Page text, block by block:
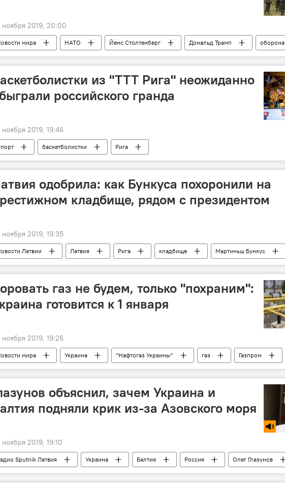
ноября 2019, 20:00
мира НАТО Йенс Столтенберг Дональд Трамп оборона
из "ТТТ Рига" неожиданно
российского гранда
2019, 19:46
баскетболистки Рига
одобрила: как Бункуса похоронили на
кладбище, рядом с президентом
2019, 19:35
Латвии Латвия Рига кладбище
Мартиньш Бункус
газ не будем, только "похраним":
готовится к 1 января
2019, 19:26
мира Украина "Нафтогаз Украины" газ
Газпром
газа
объяснил, зачем Украина и
подняли крик из-за Азовского моря
2019, 19:10
Sputnik Латвия Украина Балтия Россия
Олег Глазунов
Азовское море